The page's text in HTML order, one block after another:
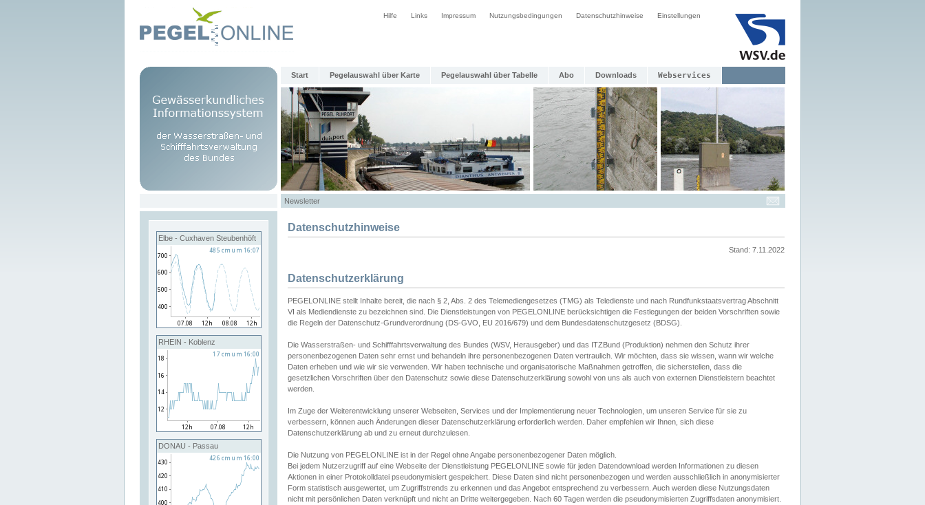
Hilfe Links Impressum Nutzungsbedingungen Datenschutzhinweise Einstellungen
Start Pegelauswahl über Karte Pegelauswahl über Tabelle Abo Downloads Webservices
Newsletter
Elbe - Cuxhaven Steubenhöft
RHEIN - Koblenz
DONAU - Passau
Datenschutzhinweise
Stand: 7.11.2022
Datenschutzerklärung
PEGELONLINE stellt Inhalte bereit, die nach § 2, Abs. 2 des Telemediengesetzes (TMG) als Teledienste und nach Rundfunkstaatsvertrag Abschnitt
VI als Mediendienste zu bezeichnen sind. Die Dienstleistungen von PEGELONLINE berücksichtigen die Festlegungen der beiden Vorschriften sowie
die Regeln der Datenschutz-Grundverordnung (DS-GVO, EU 2016/679) und dem Bundesdatenschutzgesetz (BDSG).
Die Wasserstraßen- und Schifffahrtsverwaltung des Bundes (WSV, Herausgeber) und das ITZBund (Produktion) nehmen den Schutz ihrer
personenbezogenen Daten sehr ernst und behandeln ihre personenbezogenen Daten vertraulich. Wir möchten, dass sie wissen, wann wir welche
Daten erheben und wie wir sie verwenden. Wir haben technische und organisatorische Maßnahmen getroffen, die sicherstellen, dass die
gesetzlichen Vorschriften über den Datenschutz sowie diese Datenschutzerklärung sowohl von uns als auch von externen Dienstleistern beachtet
werden.
Im Zuge der Weiterentwicklung unserer Webseiten, Services und der Implementierung neuer Technologien, um unseren Service für sie zu
verbessern, können auch Änderungen dieser Datenschutzerklärung erforderlich werden. Daher empfehlen wir Ihnen, sich diese
Datenschutzerklärung ab und zu erneut durchzulesen.
Die Nutzung von PEGELONLINE ist in der Regel ohne Angabe personenbezogener Daten möglich.
Bei jedem Nutzerzugriff auf eine Webseite der Dienstleistung PEGELONLINE sowie für jeden Datendownload werden Informationen zu diesen
Aktionen in einer Protokolldatei pseudonymisiert gespeichert. Diese Daten sind nicht personenbezogen und werden ausschließlich in anonymisierter
Form statistisch ausgewertet, um Zugriffstrends zu erkennen und das Angebot entsprechend zu verbessern. Auch werden diese Nutzungsdaten
nicht mit persönlichen Daten verknüpft und nicht an Dritte weitergegeben. Nach 60 Tagen werden die pseudonymisierten Zugriffsdaten anonymisiert.